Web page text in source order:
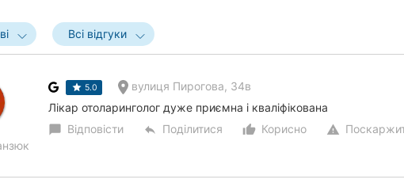
Всі відгуки
5.0 вулиця Пирогова, 34в
Лікар отоларинголог дуже приємна і кваліфікована
chat_bubble Відповісти reply Поділитися thumb_up_alt
Корисно warning